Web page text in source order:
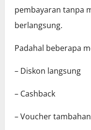
pembayaran tanpa
berlangsung.
Padahal beberapa
– Diskon langsung
– Cashback
– Voucher tambahan